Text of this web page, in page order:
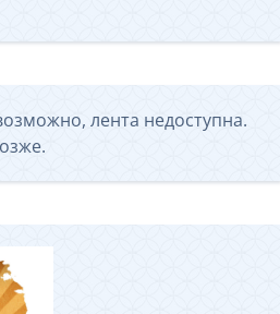
лента недоступна.